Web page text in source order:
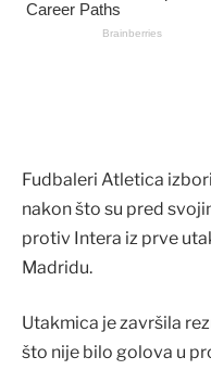
Fudbaleri Atletica
nakon što su pred
protiv Intera iz prve
Madridu.
Utakmica je završila
što nije bilo golova u